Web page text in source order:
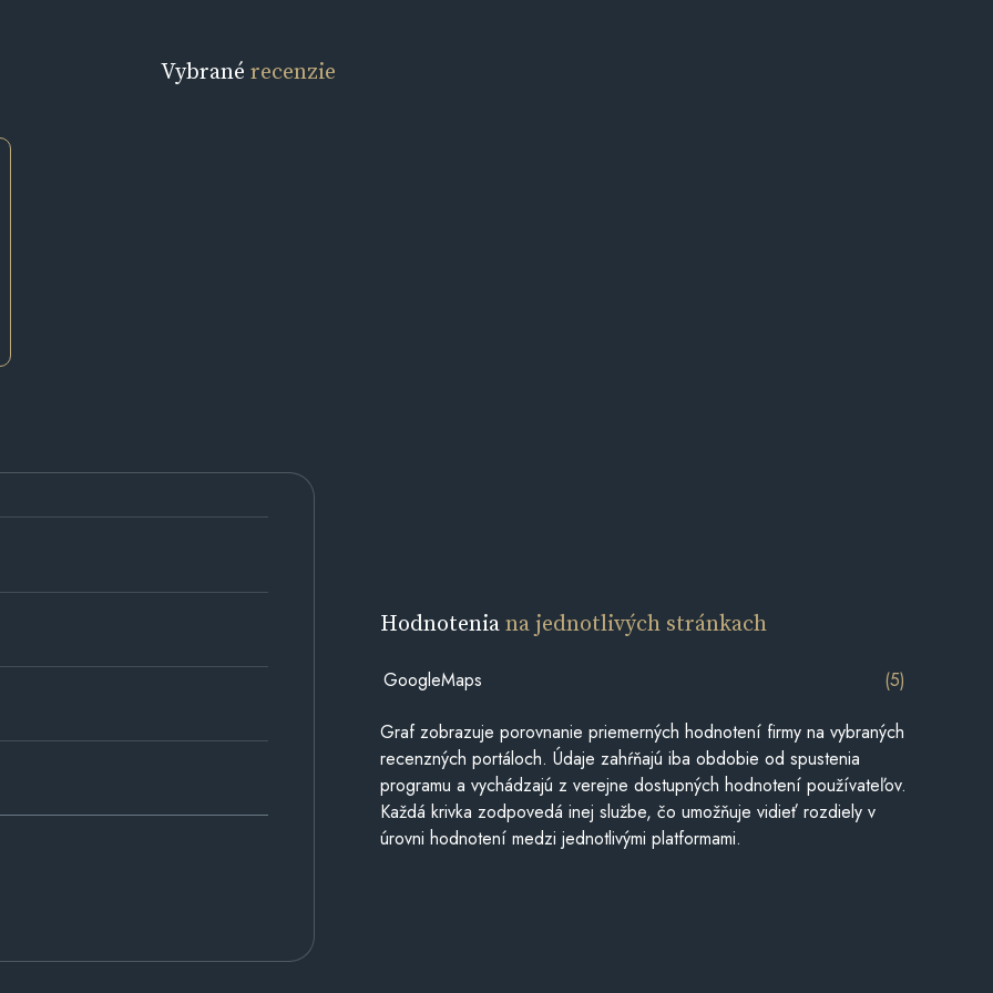
Vybrané recenzie
Hodnoteniana jednotlivých stránkach
GoogleMaps (5)
Graf zobrazuje porovnanie priemerných hodnotení firmy na vybraných
recenzných portáloch. Údaje zahŕňajú iba obdobie od spustenia
programu a vychádzajú z verejne dostupných hodnotení používateľov.
Každá krivka zodpovedá inej službe, čo umožňuje vidieť rozdiely v
úrovni hodnotení medzi jednotlivými platformami.